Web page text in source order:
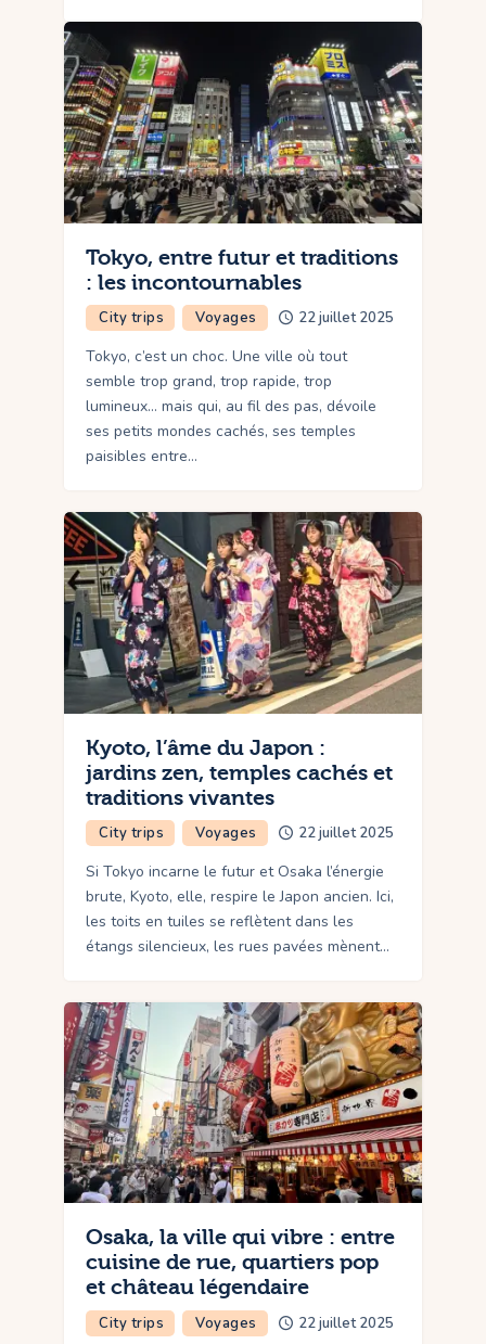
Tokyo, entre futur et traditions
: les incontournables
City trips Voyages 22 juillet 2025
Tokyo, c’est un choc. Une ville où tout
semble trop grand, trop rapide, trop
lumineux… mais qui, au fil des pas, dévoile
ses petits mondes cachés, ses temples
paisibles entre…
Kyoto, l’âme du Japon :
jardins zen, temples cachés et
traditions vivantes
City trips Voyages 22 juillet 2025
Si Tokyo incarne le futur et Osaka l’énergie
brute, Kyoto, elle, respire le Japon ancien. Ici,
les toits en tuiles se reflètent dans les
étangs silencieux, les rues pavées mènent…
Osaka, la ville qui vibre : entre
cuisine de rue, quartiers pop
et château légendaire
City trips Voyages 22 juillet 2025